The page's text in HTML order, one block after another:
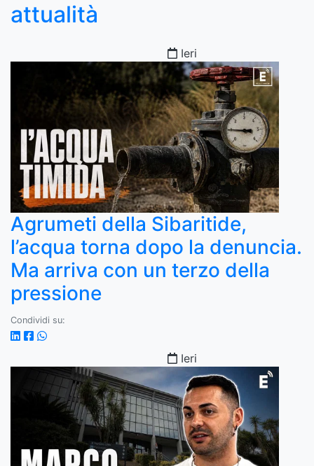
attualità
Ieri
Agrumeti della Sibaritide,
l’acqua torna dopo la denuncia.
Ma arriva con un terzo della
pressione
Condividi su:
Ieri